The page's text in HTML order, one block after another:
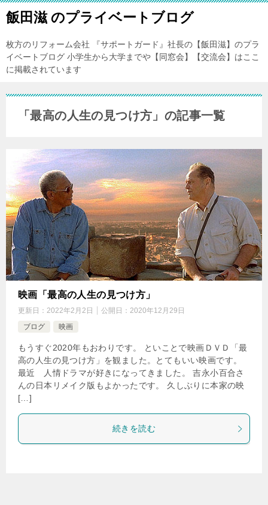
飯田滋 のプライベートブログ
枚方のリフォーム会社 『サポートガード』社長の【飯田滋】のプラ
イベートブログ 小学生から大学までや【同窓会】【交流会】はここ
に掲載されています
「最高の人生の見つけ方」の記事一覧
映画「最高の人生の見つけ方」
更新日： 2022年2月2日 公開日： 2020年12月29日
ブログ
映画
もうすぐ2020年もおわりです。 といことで映画ＤＶＤ「最
高の人生の見つけ方」を観ました。とてもいい映画です。
最近 人情ドラマが好きになってきました。 吉永小百合さ
んの日本リメイク版もよかったです。 久しぶりに本家の映
[…]
続きを読む